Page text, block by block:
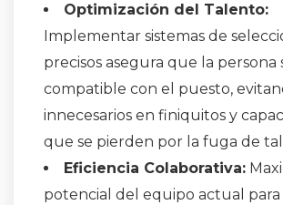
Optimización del Talento:
Implementar sistemas de
precisos asegura que la persona
compatible con el puesto,
innecesarios en finiquitos y
que se pierden por la fuga de
Eficiencia Colaborativa:
potencial del equipo actual